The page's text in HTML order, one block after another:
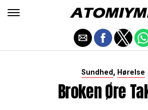
Sundhed, Hørelse
Broken Øre